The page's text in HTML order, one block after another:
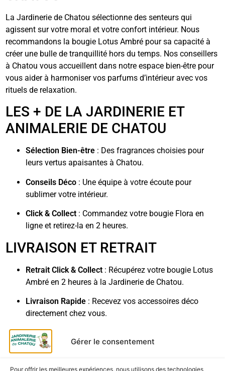
Gérer le consentement
Pour offrir les meilleures expériences, nous utilisons des technologies
La Jardinerie de Chatou sélectionne des senteurs qui
agissent sur votre moral et votre confort intérieur. Nous
recommandons la bougie Lotus Ambré pour sa capacité à
créer une bulle de tranquillité hors du temps. Nos conseillers
à Chatou vous accueillent dans notre espace bien-être pour
vous aider à harmoniser vos parfums d’intérieur avec vos
rituels de relaxation.
LES + DE LA JARDINERIE ET
ANIMALERIE DE CHATOU
Sélection Bien-être : Des fragrances choisies pour
leurs vertus apaisantes à Chatou.
Conseils Déco : Une équipe à votre écoute pour
sublimer votre intérieur.
Click & Collect : Commandez votre bougie Flora en
ligne et retirez-la en 2 heures.
LIVRAISON ET RETRAIT
Retrait Click & Collect : Récupérez votre bougie Lotus
Ambré en 2 heures à la Jardinerie de Chatou.
Livraison Rapide : Recevez vos accessoires déco
directement chez vous.
Parking Gratuit
détente au centre de Chatou.